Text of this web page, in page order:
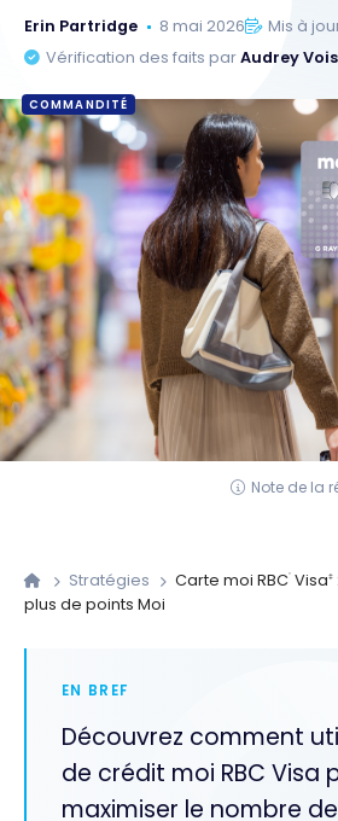
Erin Partridge 8 mai 2026
Mis à
Vérification des faits parAudrey
COMMANDITÉ
Note de la
Stratégies Carte moi RBC® Visa‡
plus de points Moi
EN BREF
Découvrez comment
de crédit moi RBC Visa
maximiser le nombre